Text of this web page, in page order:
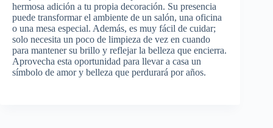
hermosa adición a tu propia decoración. Su presencia
puede transformar el ambiente de un salón, una oficina
o una mesa especial. Además, es muy fácil de cuidar;
solo necesita un poco de limpieza de vez en cuando
para mantener su brillo y reflejar la belleza que encierra.
Aprovecha esta oportunidad para llevar a casa un
símbolo de amor y belleza que perdurará por años.